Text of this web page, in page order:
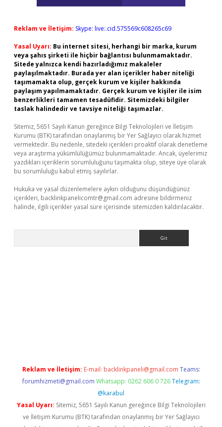
Reklam ve İletişim: Skype: live:.cid.575569c608265c69
Yasal Uyarı: Bu internet sitesi, herhangi bir marka, kurum
veya şahıs şirketi ile hiçbir bağlantısı bulunmamaktadır.
Sitede yalnızca kendi hazırladığımız makaleler
paylaşılmaktadır. Burada yer alan içerikler haber niteliği
taşımamakta olup, gerçek kurum ve kişiler hakkında
paylaşım yapılmamaktadır. Gerçek kurum ve kişiler ile isim
benzerlikleri tamamen tesadüfidir. Sitemizdeki bilgiler
taslak halindedir ve tavsiye niteliği taşımazlar.
Sitemiz, 5651 Sayılı Kanun gereğince Bilgi Teknolojileri ve İletişim
Kurumu (BTK) tarafından onaylanmış bir Yer Sağlayıcı olarak hizmet
vermektedir. Bu nedenle, sitedeki içerikleri proaktif olarak denetleme
veya araştırma yükümlülüğümüz bulunmamaktadır. Ancak, üyelerimiz
yazdıkları içeriklerin sorumluluğunu taşımakta olup, siteye üye olarak
bu sorumluluğu kabul etmiş sayılırlar.
Hukuka ve yasal düzenlemelere aykırı olduğunu düşündüğünüz
içerikleri, backlinkpanelicomtr@gmail.com adresine bildirmeniz
halinde, ilgili içerikler yasal süre içerisinde sitemizden kaldırılacaktır.
Reklam ve İletişim: E-mail: backlinkpaneli@gmail.com Teams:
forumhizmeti@gmail.com Whatsapp: 0262 606 0 726 Telegram:
@karabul
Yasal Uyarı: Sitemiz, 5651 Sayılı Kanun gereğince Bilgi Teknolojileri
ve İletişim Kurumu (BTK) tarafından onaylanmış bir Yer Sağlayıcı